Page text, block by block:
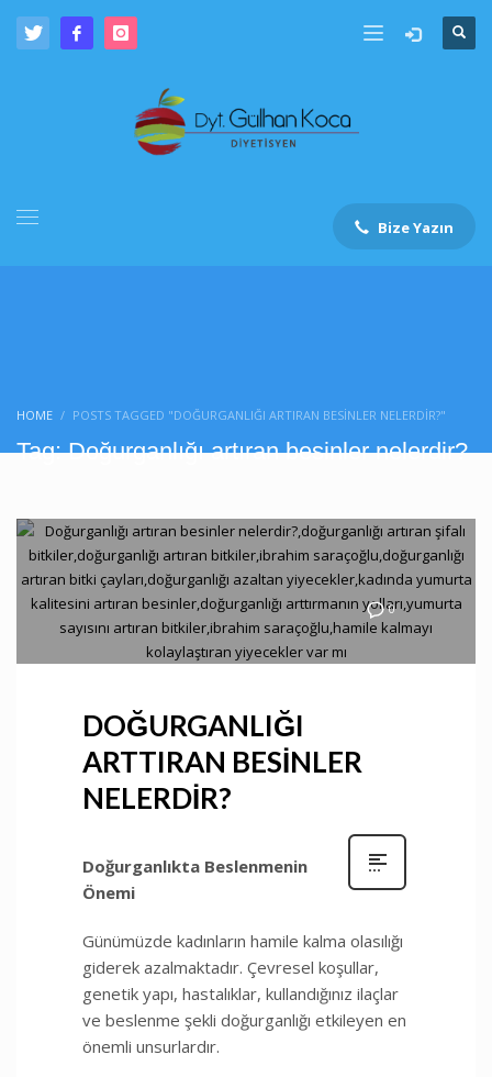
Bize Yazın
HOME POSTS TAGGED "DOĞURGANLIĞI ARTIRAN BESINLER NELERDIR?"
Tag: Doğurganlığı artıran besinler nelerdir?
0
DOĞURGANLIĞI
ARTTIRAN BESİNLER
NELERDİR?
Doğurganlıkta Beslenmenin
Önemi
Günümüzde kadınların hamile kalma olasılığı
giderek azalmaktadır. Çevresel koşullar,
genetik yapı, hastalıklar, kullandığınız ilaçlar
ve beslenme şekli doğurganlığı etkileyen en
önemli unsurlardır.